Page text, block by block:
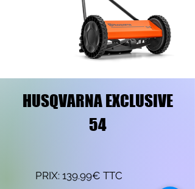
HUSQVARNA EXCLUSIVE
54
PRIX: 139.99€ TTC